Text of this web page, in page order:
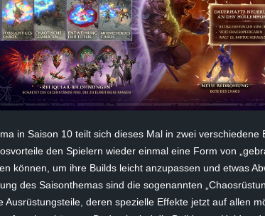
in Saison 10 teilt sich dieses Mal in zwei verschiedene
den Spielern wieder einmal eine Form von
können, um ihre Buildsleicht anzupassen und etwas
des Saisonthemas sind die sogenannten
Ausrüstungsteile, deren spezielle Effekte jetzt auf allen